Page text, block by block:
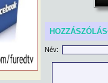
Név: